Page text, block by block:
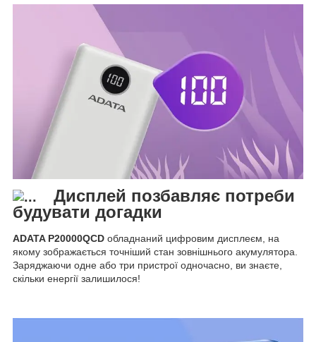
Дисплей позбавляє потреби
будувати догадки
ADATA P20000QCD обладнаний цифровим дисплеєм, на
якому зображається точніший стан зовнішнього акумулятора.
Заряджаючи одне або три пристрої одночасно, ви знаєте,
скільки енергії залишилося!